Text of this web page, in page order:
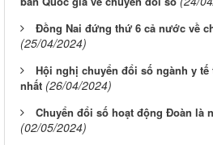
Đồng Nai đứng thứ 6 cả nước về
(25/04/2024)
Hội nghị chuyển đổi số ngành y
nhất (26/04/2024)
Chuyển đổi số hoạt động Đoàn là
(02/05/2024)